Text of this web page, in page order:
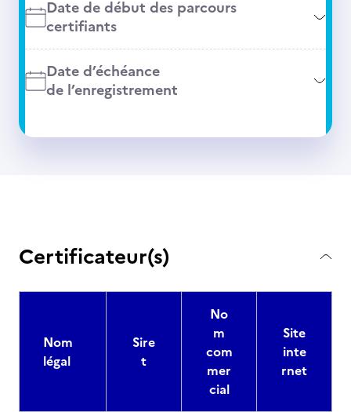
Date de début des parcours
certifiants
Date d’échéance
de l’enregistrement
Certificateur(s)
Nom
légal
Sire
t
No
m
com
mer
cial
Site
inte
rnet